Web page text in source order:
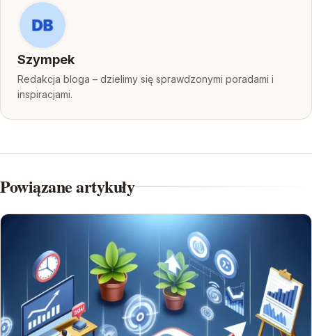
Szympek
Redakcja bloga – dzielimy się sprawdzonymi poradami i
inspiracjami.
Powiązane artykuły